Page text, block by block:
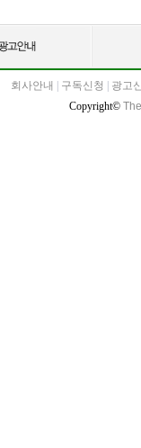
회사안내 구독신청
광고
Copyright©